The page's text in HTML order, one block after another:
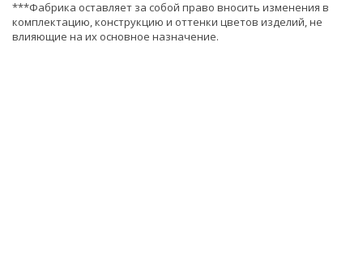
***Фабрика оставляет за собой право вносить изменения в
комплектацию, конструкцию и оттенки цветов изделий, не
влияющие на их основное назначение.